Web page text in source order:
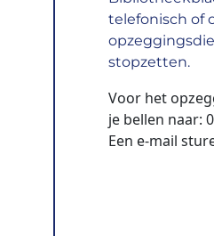
telefonisch of
stopzetten.
Voor het
je bellen naar:
Een e-mail